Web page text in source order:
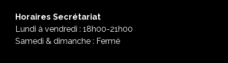
Horaires Secrétariat
Lundi à vendredi : 18h00-21h00
Samedi & dimanche : Fermé